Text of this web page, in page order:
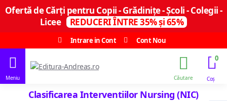
Ofertă de Cărți pentru Copii - Grădinițe - Școli - Colegii -
Licee
REDUCERI ÎNTRE 35% și 65%
Intrare in Cont
Cont Nou
0
Clasificarea Interventiilor Nursing (NIC)